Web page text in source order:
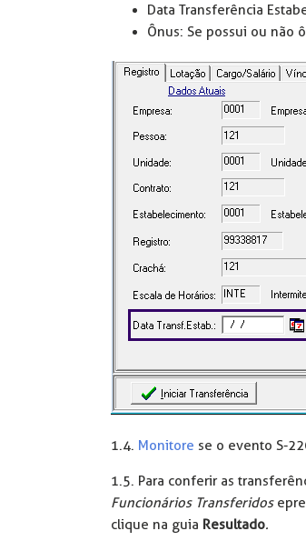
Data Transferência
Ônus: Se possui ou não
1.4. Monitore se o evento S-
1.5. Para conferir as
Funcionários Transferidos e
clique na guia Resultado.